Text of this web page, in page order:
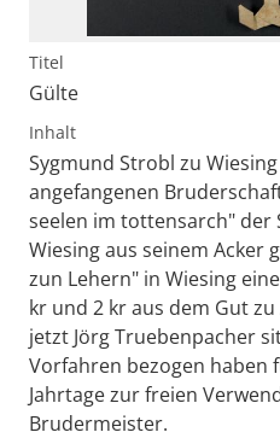
Titel
Gülte
Inhalt
Sygmund Strobl zu
angefangenen
seelen im tottensarch" der
Wiesing aus seinem Acker
zun Lehern" in Wiesing
kr und 2 kr aus dem Gut
jetzt Jörg Truebenpacher
Vorfahren bezogen haben
Jahrtage zur freien
Brudermeister.